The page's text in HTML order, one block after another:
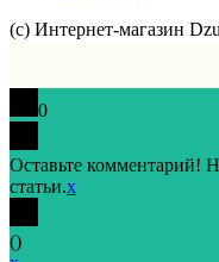
(с) Интернет-магазин
0
Оставьте комментарий!
статьи.x
()